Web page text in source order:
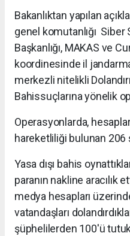
Bakanlıktan yapılan
genel komutanlığı
Başkanlığı, MAKAS ve
koordinesinde il
merkezli nitelikli
Bahissuçlarına yönelik
Operasyonlarda,
hareketliliği bulunan 206
Yasa dışı bahis
paranın nakline aracılık
medya hesapları
vatandaşları
şüphelilerden 100'ü